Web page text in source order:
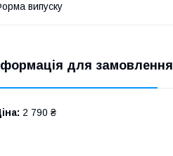
випуску
для замовлення
2 790 ₴